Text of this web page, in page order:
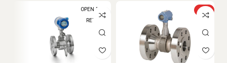
ویژه
OPEN BOX
RETIRED